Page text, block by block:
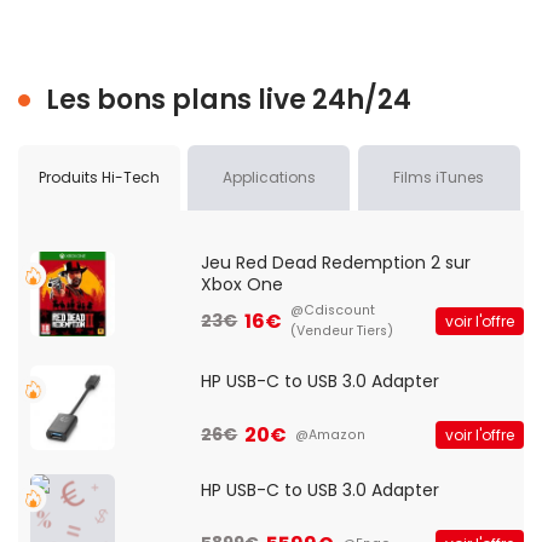
à la recharge. Les casques, écouteurs,
achetés séparément.
comparateur de prix du PlayStation Portal
de KultureGeek.
Un appareil
régulièrement mis à
jour
Les bons plans live 24h/24
Produits Hi-Tech Applications Films iTunes
Jeu Red Dead Redemption 2 sur
Xbox One
23€ 16€ @Cdiscount
(Vendeur Tiers)
voir l'offre
HP USB-C to USB 3.0 Adapter
26€ 20€ @Amazon voir l'offre
HP USB-C to USB 3.0 Adapter